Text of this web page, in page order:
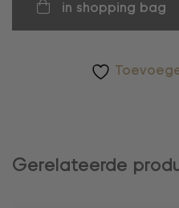
in shopping bag
Gerelateerde